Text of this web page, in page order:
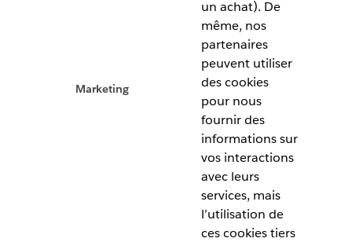
Marketing
un achat). De
même, nos
partenaires
peuvent utiliser
des cookies
pour nous
fournir des
informations sur
vos interactions
avec leurs
services, mais
l’utilisation de
ces cookies tiers